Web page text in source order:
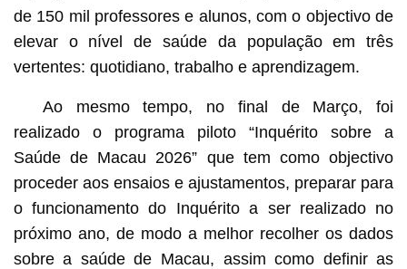
de 150 mil professores e alunos, com o objectivo de
elevar o nível de saúde da população em três
vertentes: quotidiano, trabalho e aprendizagem.
Ao mesmo tempo, no final de Março, foi
realizado o programa piloto “Inquérito sobre a
Saúde de Macau 2026” que tem como objectivo
proceder aos ensaios e ajustamentos, preparar para
o funcionamento do Inquérito a ser realizado no
próximo ano, de modo a melhor recolher os dados
sobre a saúde de Macau, assim como definir as